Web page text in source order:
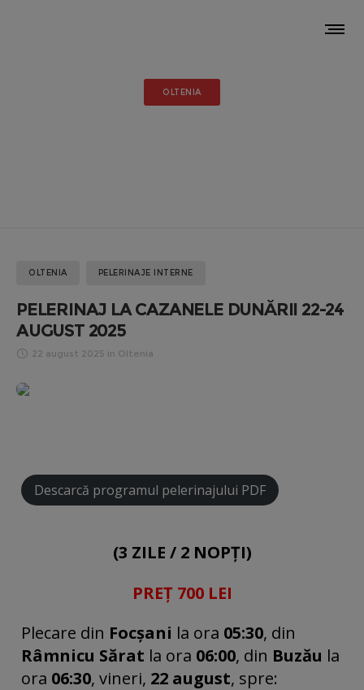
OLTENIA
OLTENIA PELERINAJE INTERNE
PELERINAJ LA CAZANELE DUNĂRII 22-24
AUGUST 2025
22 august 2025 in Oltenia
Descarcă programul pelerinajului PDF
(3 ZILE / 2 NOPȚI)
PREȚ 700 LEI
Plecare din Focșani la ora 05:30, din
Râmnicu Sărat la ora 06:00, din Buzău la
ora 06:30, vineri, 22 august, spre: